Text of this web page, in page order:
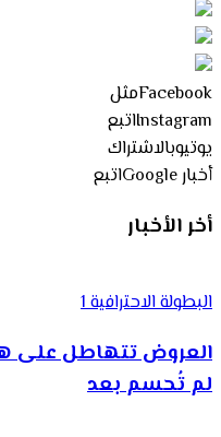
Facebookمثل
Instagramاتبع
يوتيوبالاشتراك
أخبار Google
اتبع
أخر الأخبار
البطولة الاحترافية 1
العروض تتهاطل على
لم تُحسم بعد